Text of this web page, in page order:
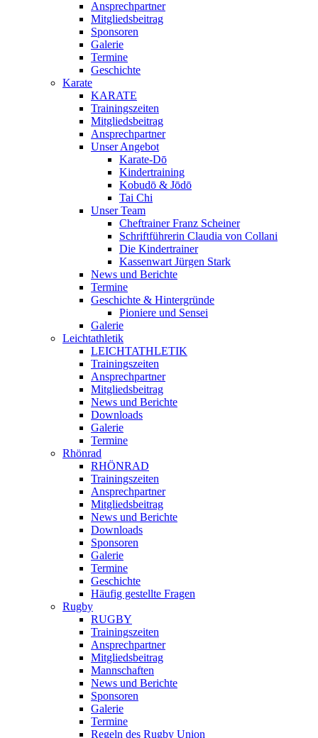
Ansprechpartner
Mitgliedsbeitrag
Sponsoren
Galerie
Termine
Geschichte
Karate
KARATE
Trainingszeiten
Mitgliedsbeitrag
Ansprechpartner
Unser Angebot
Karate-Dō
Kindertraining
Kobudō & Jōdō
Tai Chi
Unser Team
Cheftrainer Franz Scheiner
Schriftführerin Claudia von Collani
Die Kindertrainer
Kassenwart Jürgen Stark
News und Berichte
Termine
Geschichte & Hintergründe
Pioniere und Sensei
Galerie
Leichtathletik
LEICHTATHLETIK
Trainingszeiten
Ansprechpartner
Mitgliedsbeitrag
News und Berichte
Downloads
Galerie
Termine
Rhönrad
RHÖNRAD
Trainingszeiten
Ansprechpartner
Mitgliedsbeitrag
News und Berichte
Downloads
Sponsoren
Galerie
Termine
Geschichte
Häufig gestellte Fragen
Rugby
RUGBY
Trainingszeiten
Ansprechpartner
Mitgliedsbeitrag
Mannschaften
News und Berichte
Sponsoren
Galerie
Termine
Regeln des Rugby Union